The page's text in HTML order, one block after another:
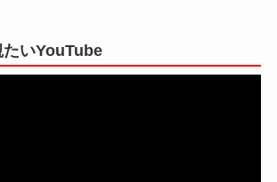
いYouTube